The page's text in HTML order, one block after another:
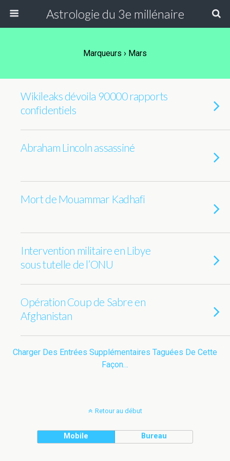
Astrologie du 3e millénaire
Marqueurs › Mars
Wikileaks dévoila 90000 rapports
confidentiels
Abraham Lincoln assassiné
Mort de Mouammar Kadhafi
Intervention militaire en Libye
sous tutelle de l’ONU
Opération Coup de Sabre en
Afghanistan
Charger Des Entrées Supplémentaires Taguées De Cette
Façon…
Retour au début
Mobile Bureau